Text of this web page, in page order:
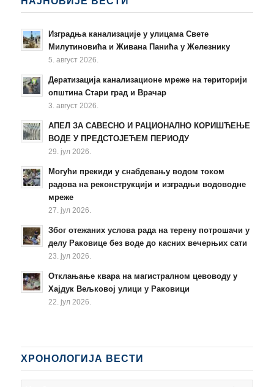
Изградња канализације у улицама Свете
Милутиновића и Живана Панића у Железнику
5. август 2026.
Дератизација канализационе мреже на територији
општина Стари град и Врачар
3. август 2026.
АПЕЛ ЗА САВЕСНО И РАЦИОНАЛНО КОРИШЋЕЊЕ
ВОДЕ У ПРЕДСТОЈЕЋЕМ ПЕРИОДУ
29. јул 2026.
Могући прекиди у снабдевању водом током
радова на реконструкцији и изградњи водоводне
мреже
27. јул 2026.
Због отежаних услова рада на терену потрошачи у
делу Раковице без воде до касних вечерњих сати
23. јул 2026.
Отклањање квара на магистралном цевоводу у
Хајдук Вељковој улици у Раковици
22. јул 2026.
ХРОНОЛОГИЈА ВЕСТИ